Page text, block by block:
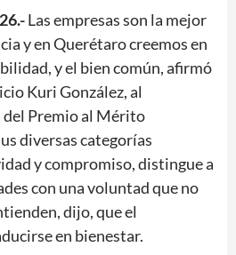
Las empresas son la mejor
y en Querétaro creemos en
y el bien común, afirmó
Kuri González, al
del Premio al Mérito
diversas categorías
y compromiso, distingue a
con una voluntad que no
dijo, que el
en bienestar.